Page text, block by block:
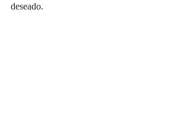
deseado.